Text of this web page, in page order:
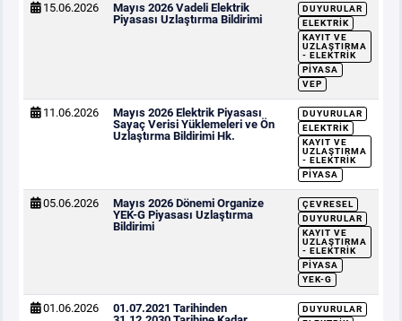
15.06.2026
Mayıs 2026 Vadeli Elektrik
Piyasası Uzlaştırma Bildirimi
DUYURULAR
ELEKTRIK
KAYIT VE
UZLAŞTIRMA
- ELEKTRIK
PIYASA
VEP
11.06.2026
Mayıs 2026 Elektrik Piyasası
Sayaç Verisi Yüklemeleri ve Ön
Uzlaştırma Bildirimi Hk.
DUYURULAR
ELEKTRIK
KAYIT VE
UZLAŞTIRMA
- ELEKTRIK
PIYASA
05.06.2026
Mayıs 2026 Dönemi Organize
YEK-G Piyasası Uzlaştırma
Bildirimi
ÇEVRESEL
DUYURULAR
KAYIT VE
UZLAŞTIRMA
- ELEKTRIK
PIYASA
YEK-G
01.06.2026
01.07.2021 Tarihinden
DUYURULAR